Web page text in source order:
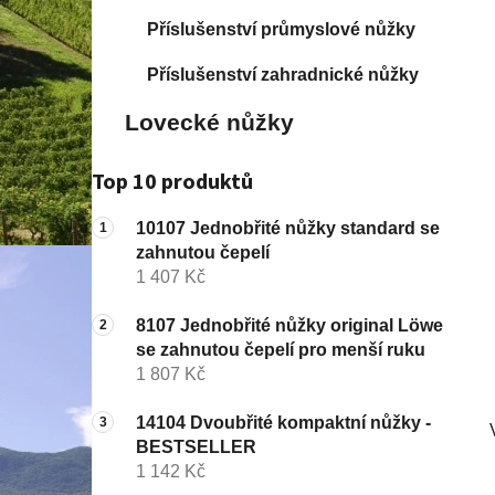
p
a
n
e
l
Příslušenství průmyslové nůžky
Příslušenství zahradnické nůžky
Lovecké nůžky
Top 10 produktů
10107 Jednobřité nůžky standard se
zahnutou čepelí
1 407 Kč
8107 Jednobřité nůžky original Löwe
se zahnutou čepelí pro menší ruku
1 807 Kč
14104 Dvoubřité kompaktní nůžky -
BESTSELLER
1 142 Kč